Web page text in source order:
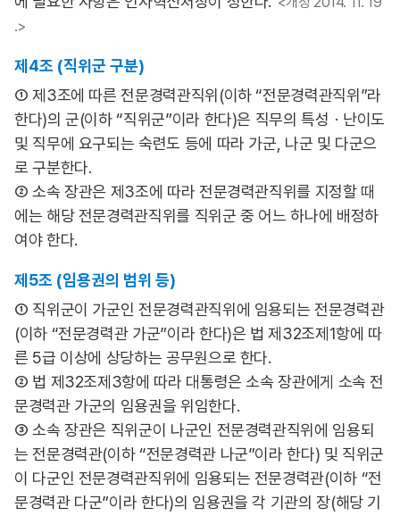
.>
제4조 (직위군 구분)
① 제3조에 따른 전문경력관직위(이하 “전문경력관직위”라
한다)의 군(이하 “직위군”이라 한다)은 직무의 특성ㆍ난이도
및 직무에 요구되는 숙련도 등에 따라 가군, 나군 및 다군으
로 구분한다.
② 소속 장관은 제3조에 따라 전문경력관직위를 지정할 때
에는 해당 전문경력관직위를 직위군 중 어느 하나에 배정하
여야 한다.
제5조 (임용권의 범위 등)
① 직위군이 가군인 전문경력관직위에 임용되는 전문경력관
(이하 “전문경력관 가군”이라 한다)은 법 제32조제1항에 따
른 5급 이상에 상당하는 공무원으로 한다.
② 법 제32조제3항에 따라 대통령은 소속 장관에게 소속 전
문경력관 가군의 임용권을 위임한다.
③ 소속 장관은 직위군이 나군인 전문경력관직위에 임용되
는 전문경력관(이하 “전문경력관 나군”이라 한다) 및 직위군
이 다군인 전문경력관직위에 임용되는 전문경력관(이하 “전
문경력관 다군”이라 한다)의 임용권을 각 기관의 장(해당 기